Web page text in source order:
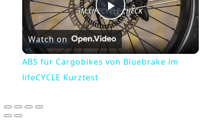
Play
Video
Watch on
ABS für Cargobikes von Bluebrake im
lifeCYCLE Kurztest